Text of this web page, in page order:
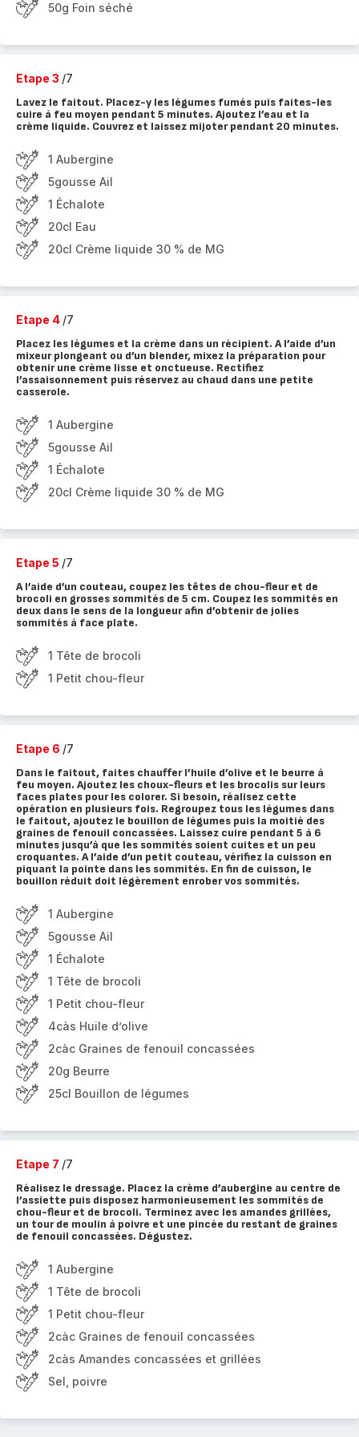
50g Foin séché
Etape 3 /7
Lavez le faitout. Placez-y les légumes fumés puis faites-les
cuire à feu moyen pendant 5 minutes. Ajoutez l’eau et la
crème liquide. Couvrez et laissez mijoter pendant 20 minutes.
1 Aubergine
5gousse Ail
1 Échalote
20cl Eau
20cl Crème liquide 30 % de MG
Etape 4 /7
Placez les légumes et la crème dans un récipient. A l’aide d’un
mixeur plongeant ou d’un blender, mixez la préparation pour
obtenir une crème lisse et onctueuse. Rectifiez
l’assaisonnement puis réservez au chaud dans une petite
casserole.
1 Aubergine
5gousse Ail
1 Échalote
20cl Crème liquide 30 % de MG
Etape 5 /7
A l’aide d’un couteau, coupez les têtes de chou-fleur et de
brocoli en grosses sommités de 5 cm. Coupez les sommités en
deux dans le sens de la longueur afin d’obtenir de jolies
sommités à face plate.
1 Tête de brocoli
1 Petit chou-fleur
Etape 6 /7
Dans le faitout, faites chauffer l’huile d’olive et le beurre à
feu moyen. Ajoutez les choux-fleurs et les brocolis sur leurs
faces plates pour les colorer. Si besoin, réalisez cette
opération en plusieurs fois. Regroupez tous les légumes dans
le faitout, ajoutez le bouillon de légumes puis la moitié des
graines de fenouil concassées. Laissez cuire pendant 5 à 6
minutes jusqu’à que les sommités soient cuites et un peu
croquantes. A l’aide d’un petit couteau, vérifiez la cuisson en
piquant la pointe dans les sommités. En fin de cuisson, le
bouillon réduit doit légèrement enrober vos sommités.
1 Aubergine
5gousse Ail
1 Échalote
1 Tête de brocoli
1 Petit chou-fleur
4càs Huile d’olive
2càc Graines de fenouil concassées
20g Beurre
25cl Bouillon de légumes
Etape 7 /7
Réalisez le dressage. Placez la crème d’aubergine au centre de
l’assiette puis disposez harmonieusement les sommités de
chou-fleur et de brocoli. Terminez avec les amandes grillées,
un tour de moulin à poivre et une pincée du restant de graines
de fenouil concassées. Dégustez.
1 Aubergine
1 Tête de brocoli
1 Petit chou-fleur
2càc Graines de fenouil concassées
2càs Amandes concassées et grillées
Sel, poivre